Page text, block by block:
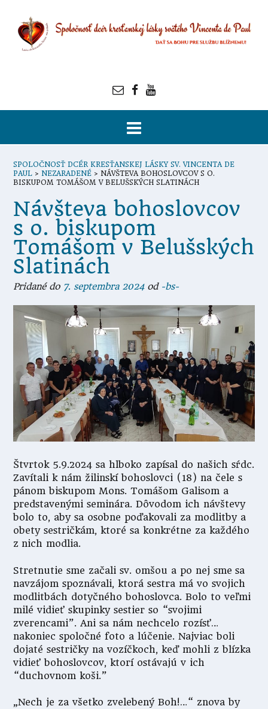
SPOLOČNOSŤ DCÉR KRESŤANSKEJ LÁSKY SV. VINCENTA DE
PAUL > NEZARADENÉ > NÁVŠTEVA BOHOSLOVCOV S O.
BISKUPOM TOMÁŠOM V BELUŠSKÝCH SLATINÁCH
Návšteva bohoslovcov
s o. biskupom
Tomášom v Belušských
Slatinách
Pridané do 7. septembra 2024od -bs-
Štvrtok 5.9.2024 sa hlboko zapísal do našich sŕdc.
Zavítali k nám žilinskí bohoslovci (18) na čele s
pánom biskupom Mons. Tomášom Galisom a
predstavenými seminára. Dôvodom ich návštevy
bolo to, aby sa osobne poďakovali za modlitby a
obety sestričkám, ktoré sa konkrétne za každého
z nich modlia.
Stretnutie sme začali sv. omšou a po nej sme sa
navzájom spoznávali, ktorá sestra má vo svojich
modlitbách dotyčného bohoslovca. Bolo to veľmi
milé vidieť skupinky sestier so “svojimi
zverencami”. Ani sa nám nechcelo rozísť…
nakoniec spoločné foto a lúčenie. Najviac boli
dojaté sestričky na vozíčkoch, keď mohli z blízka
vidieť bohoslovcov, ktorí ostávajú v ich
“duchovnom koši.”
„Nech je za všetko zvelebený Boh!…“ znova by